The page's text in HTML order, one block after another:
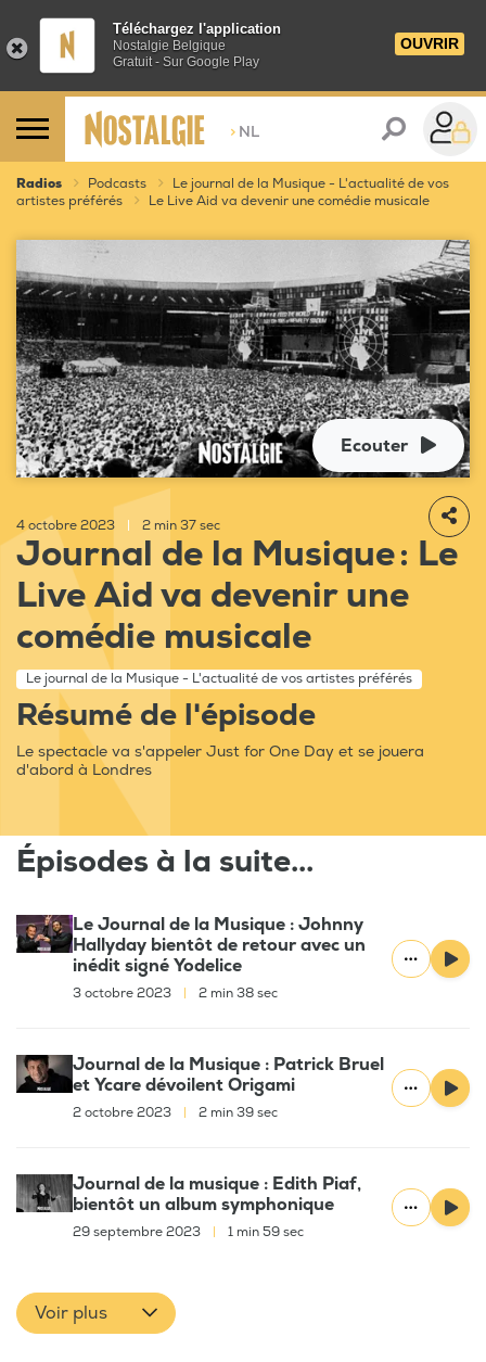
Téléchargez l'application
Nostalgie Belgique
Gratuit - Sur Google Play
OUVRIR
> NL
Radios Podcasts
Le journal de la Musique - L'actualité de vos
artistes préférés
Le Live Aid va devenir une comédie musicale
Ecouter
4 octobre 2023 2 min 37 sec
Journal de la Musique : Le
Live Aid va devenir une
comédie musicale
Le journal de la Musique - L'actualité de vos artistes préférés
Résumé de l'épisode
Le spectacle va s'appeler Just for One Day et se jouera
d'abord à Londres
Épisodes à la suite...
Le Journal de la Musique : Johnny
Hallyday bientôt de retour avec un
inédit signé Yodelice
3 octobre 2023 2 min 38 sec
Journal de la Musique : Patrick Bruel
et Ycare dévoilent Origami
2 octobre 2023 2 min 39 sec
Journal de la musique : Edith Piaf,
bientôt un album symphonique
29 septembre 2023 1 min 59 sec
Voir plus